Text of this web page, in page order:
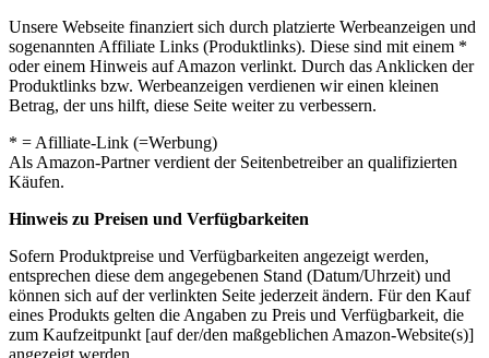
Unsere Webseite finanziert sich durch platzierte Werbeanzeigen und
sogenannten Affiliate Links (Produktlinks). Diese sind mit einem *
oder einem Hinweis auf Amazon verlinkt. Durch das Anklicken der
Produktlinks bzw. Werbeanzeigen verdienen wir einen kleinen
Betrag, der uns hilft, diese Seite weiter zu verbessern.
* = Afilliate-Link (=Werbung)
Als Amazon-Partner verdient der Seitenbetreiber an qualifizierten
Käufen.
Hinweis zu Preisen und Verfügbarkeiten
Sofern Produktpreise und Verfügbarkeiten angezeigt werden,
entsprechen diese dem angegebenen Stand (Datum/Uhrzeit) und
können sich auf der verlinkten Seite jederzeit ändern. Für den Kauf
eines Produkts gelten die Angaben zu Preis und Verfügbarkeit, die
zum Kaufzeitpunkt [auf der/den maßgeblichen Amazon-Website(s)]
angezeigt werden.